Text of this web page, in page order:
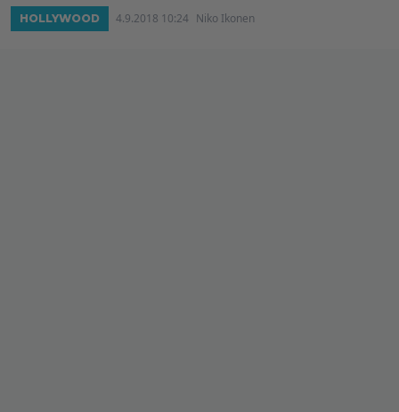
HOLLYWOOD 4.9.2018 10:24 Niko Ikonen